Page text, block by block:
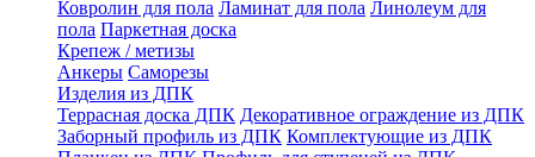
Ковролин для пола Ламинат для пола Линолеум для
пола Паркетная доска
Крепеж / метизы
Анкеры Саморезы
Изделия из ДПК
Террасная доска ДПК Декоративное ограждение из ДПК
Заборный профиль из ДПК Комплектующие из ДПК